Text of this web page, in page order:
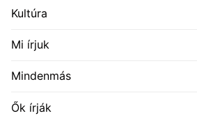
Kultúra
Mi írjuk
Mindenmás
Ők írják